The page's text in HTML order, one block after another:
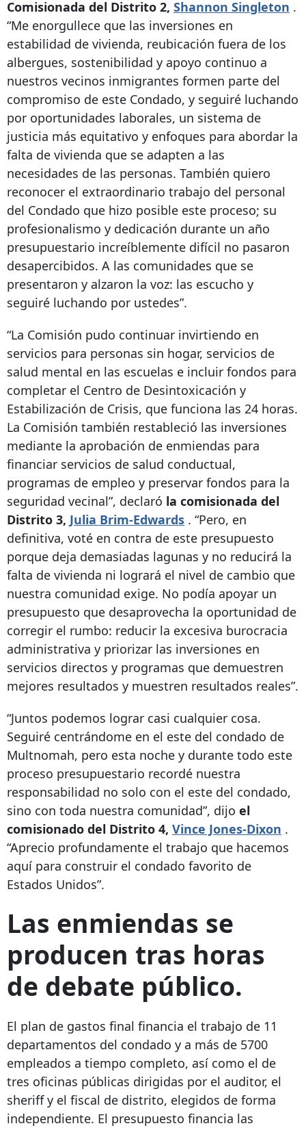
Comisionada del Distrito 2, Shannon Singleton .
“Me enorgullece que las inversiones en
estabilidad de vivienda, reubicación fuera de los
albergues, sostenibilidad y apoyo continuo a
nuestros vecinos inmigrantes formen parte del
compromiso de este Condado, y seguiré luchando
por oportunidades laborales, un sistema de
justicia más equitativo y enfoques para abordar la
falta de vivienda que se adapten a las
necesidades de las personas. También quiero
reconocer el extraordinario trabajo del personal
del Condado que hizo posible este proceso; su
profesionalismo y dedicación durante un año
presupuestario increíblemente difícil no pasaron
desapercibidos. A las comunidades que se
presentaron y alzaron la voz: las escucho y
seguiré luchando por ustedes”.
“La Comisión pudo continuar invirtiendo en
servicios para personas sin hogar, servicios de
salud mental en las escuelas e incluir fondos para
completar el Centro de Desintoxicación y
Estabilización de Crisis, que funciona las 24 horas.
La Comisión también restableció las inversiones
mediante la aprobación de enmiendas para
financiar servicios de salud conductual,
programas de empleo y preservar fondos para la
seguridad vecinal”, declaró la comisionada del
Distrito 3, Julia Brim-Edwards . “Pero, en
definitiva, voté en contra de este presupuesto
porque deja demasiadas lagunas y no reducirá la
falta de vivienda ni logrará el nivel de cambio que
nuestra comunidad exige. No podía apoyar un
presupuesto que desaprovecha la oportunidad de
corregir el rumbo: reducir la excesiva burocracia
administrativa y priorizar las inversiones en
servicios directos y programas que demuestren
mejores resultados y muestren resultados reales”.
“Juntos podemos lograr casi cualquier cosa.
Seguiré centrándome en el este del condado de
Multnomah, pero esta noche y durante todo este
proceso presupuestario recordé nuestra
responsabilidad no solo con el este del condado,
sino con toda nuestra comunidad”, dijo el
comisionado del Distrito 4, Vince Jones-Dixon .
“Aprecio profundamente el trabajo que hacemos
aquí para construir el condado favorito de
Estados Unidos”.
Las enmiendas se
producen tras horas
de debate público.
El plan de gastos final financia el trabajo de 11
departamentos del condado y a más de 5700
empleados a tiempo completo, así como el de
tres oficinas públicas dirigidas por el auditor, el
sheriff y el fiscal de distrito, elegidos de forma
independiente. El presupuesto financia las